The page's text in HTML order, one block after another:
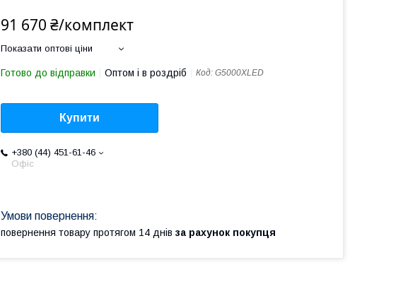
91 670 ₴/комплект
Показати оптові ціни
Готово до відправки Оптом і в роздріб Код: G5000XLED
Купити
+380 (44) 451-61-46
Офіс
повернення товару протягом 14 днів за рахунок покупця